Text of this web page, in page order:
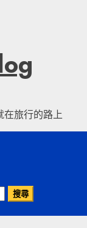
在旅行的路上